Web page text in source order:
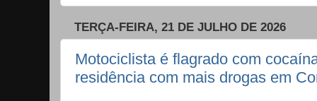
TERÇA-FEIRA, 21 DE JULHO DE 2026
Motociclista é flagrado com
residência com mais drogas em